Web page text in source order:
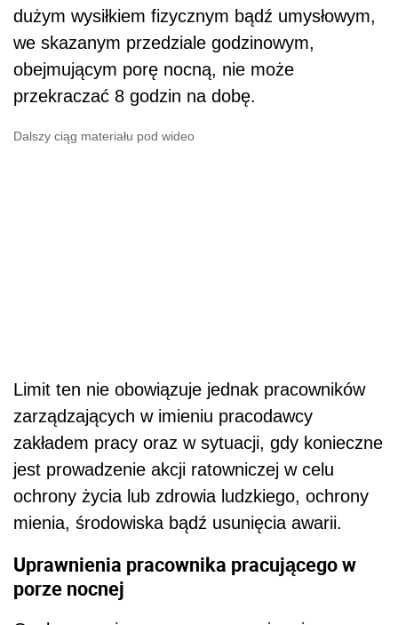
dużym wysiłkiem fizycznym bądź umysłowym,
we skazanym przedziale godzinowym,
obejmującym porę nocną, nie może
przekraczać 8 godzin na dobę.
Dalszy ciąg materiału pod wideo
Limit ten nie obowiązuje jednak pracowników
zarządzających w imieniu pracodawcy
zakładem pracy oraz w sytuacji, gdy konieczne
jest prowadzenie akcji ratowniczej w celu
ochrony życia lub zdrowia ludzkiego, ochrony
mienia, środowiska bądź usunięcia awarii.
Uprawnienia pracownika pracującego w
porze nocnej